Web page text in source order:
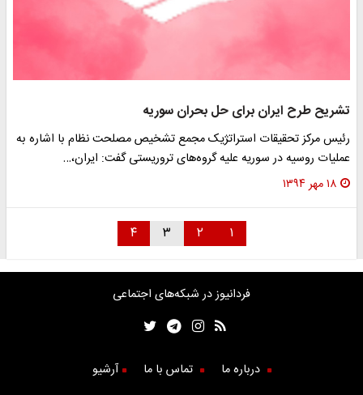
تشریح طرح ایران برای حل بحران سوریه
رئیس مرکز تحقیقات استراتژیک مجمع تشخیص مصلحت نظام با اشاره به
عملیات روسیه در سوریه علیه گروه‌های تروریستی گفت: ایران،…
۱۸ مهر ۱۳۹۴
۱ ۲ ۳ ۴
فردانیوز در شبکه‌های اجتماعی
درباره ما تماس با ما آرشیو